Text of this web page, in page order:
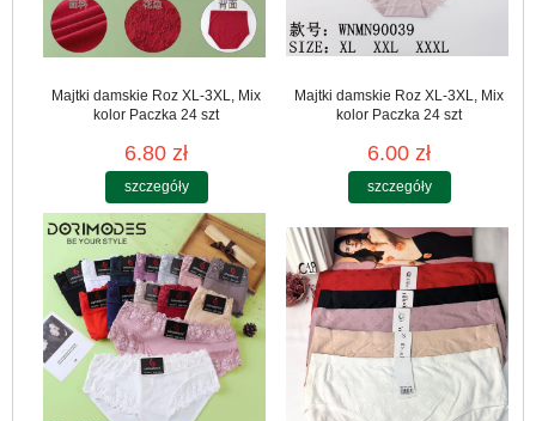
Majtki damskie Roz XL-3XL, Mix
kolor Paczka 24 szt
6.80 zł
szczegóły
Majtki damskie Roz XL-3XL, Mix
kolor Paczka 24 szt
6.00 zł
szczegóły